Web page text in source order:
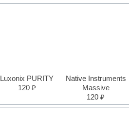
Luxonix PURITY
120 ₽
Native Instruments
Massive
120 ₽